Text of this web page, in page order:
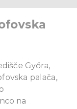
Győra,
palača,
na